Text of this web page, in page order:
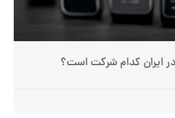
ایران کدام شرکت است؟